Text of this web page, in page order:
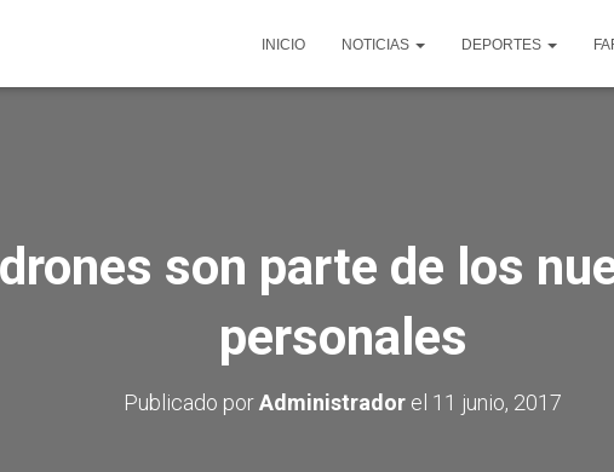
INICIO NOTICIAS DEPORTES
son parte de los
personales
Publicado porAdministrador el 11 junio, 2017